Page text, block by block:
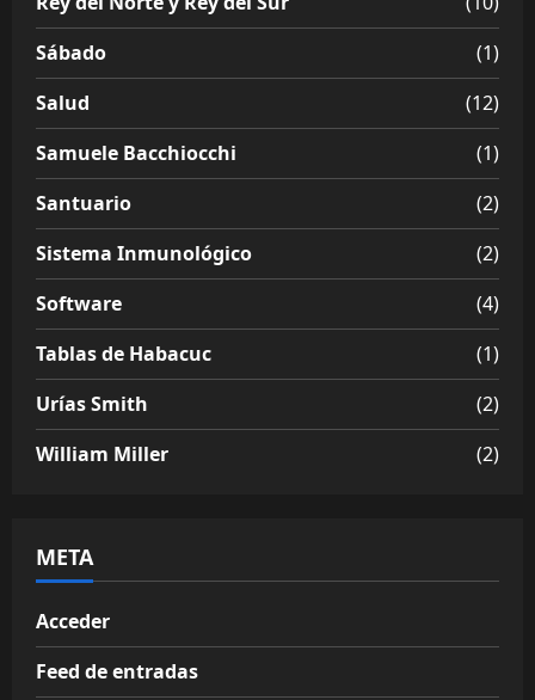
Sábado
(1)
Salud
(12)
Samuele Bacchiocchi
(1)
Santuario
(2)
Sistema Inmunológico
(2)
Software
(4)
Tablas de Habacuc
(1)
Urías Smith
(2)
William Miller
(2)
META
Acceder
Feed de entradas